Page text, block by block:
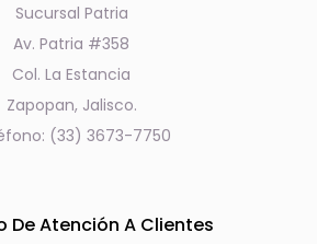
Sucursal Patria
Av. Patria #358
Col. La Estancia
Zapopan, Jalisco.
(33) 3673-7750
De Atención A Clientes